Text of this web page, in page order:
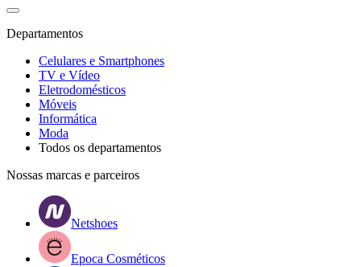
Departamentos
Celulares e Smartphones
TV e Vídeo
Eletrodomésticos
Móveis
Informática
Moda
Todos os departamentos
Nossas marcas e parceiros
Netshoes
Epoca Cosméticos